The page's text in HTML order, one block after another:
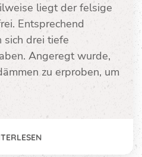
liegt der felsige
Entsprechend
sich drei tiefe
Angeregt wurde,
zu erproben, um